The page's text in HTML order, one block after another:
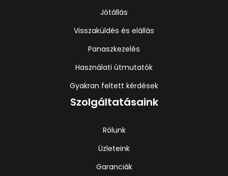
Jótállás
Visszaküldés és elállás
Panaszkezelés
Használati útmutatók
Gyakran feltett kérdések
Szolgáltatásaink
Rólunk
Üzleteink
Garanciák